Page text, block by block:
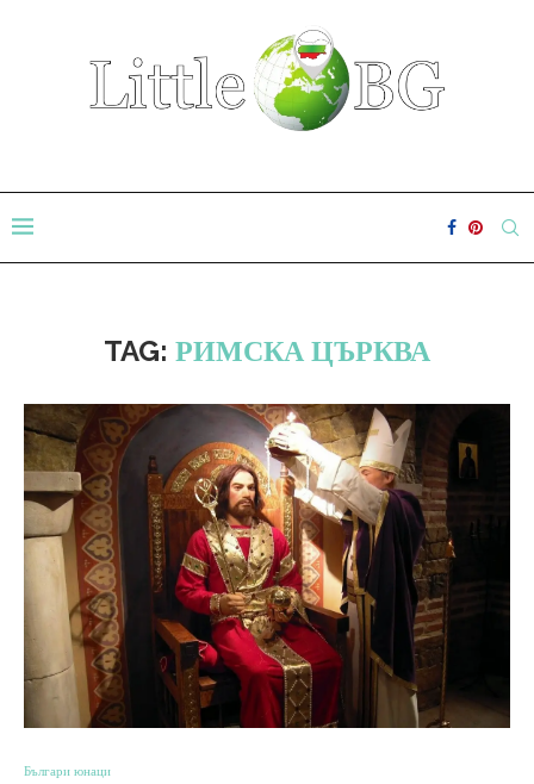
TAG: РИМСКА ЦЪРКВА
Българи юнаци